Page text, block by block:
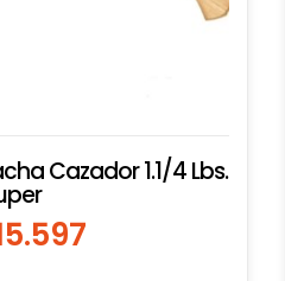
Cazador 1.1/4 Lbs.